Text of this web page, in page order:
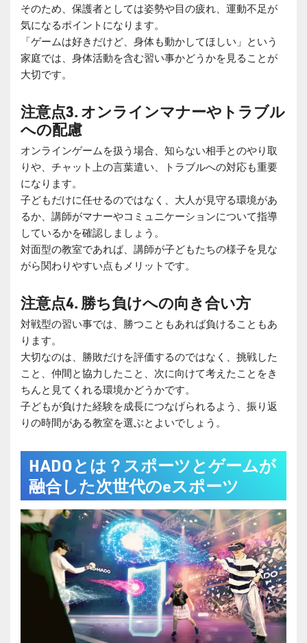
そのため、保護者としては姿勢や目の疲れ、運動不足が
気になるポイントになります。
「ゲームは好きだけど、身体も動かしてほしい」という
家庭では、身体活動を含む習い事かどうかを見ることが
大切です。
注意点3. オンラインマナーやトラブル
への配慮
オンラインゲームを扱う場合、知らない相手とのやり取
りや、チャット上の言葉遣い、トラブルへの対応も重要
になります。
子どもだけに任せるのではなく、大人が見守る環境があ
るか、講師がマナーやコミュニケーションについて指導
しているかを確認しましょう。
対面型の教室であれば、講師が子どもたちの様子を見な
がら関わりやすい点もメリットです。
注意点4. 勝ち負けへの向き合い方
対戦型の習い事では、勝つこともあれば負けることもあ
ります。
大切なのは、勝敗だけを評価するのではなく、挑戦した
こと、仲間と協力したこと、次に向けて考えたことをき
ちんと見てくれる環境かどうかです。
子どもが負けた経験を成長につなげられるよう、振り返
りの時間がある教室を選ぶとよいでしょう。
HADOとは？スポーツとゲームが
融合した次世代のeスポーツ